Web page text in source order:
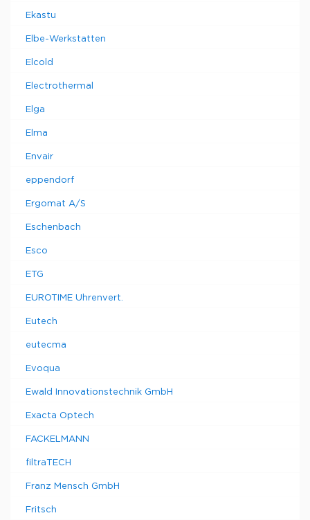
Ekastu
Elbe-Werkstatten
Elcold
Electrothermal
Elga
Elma
Envair
eppendorf
Ergomat A/S
Eschenbach
Esco
ETG
EUROTIME Uhrenvert.
Eutech
eutecma
Evoqua
Ewald Innovationstechnik GmbH
Exacta Optech
FACKELMANN
filtraTECH
Franz Mensch GmbH
Fritsch